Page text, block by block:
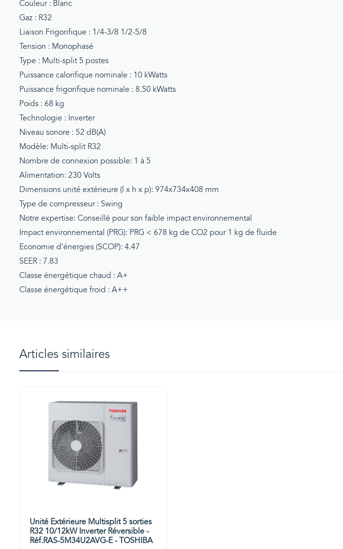
Couleur : Blanc
Gaz : R32
Liaison Frigorifique : 1/4-3/8 1/2-5/8
Tension : Monophasé
Type : Multi-split 5 postes
Puissance calorifique nominale : 10 kWatts
Puissance frigorifique nominale : 8.50 kWatts
Poids : 68 kg
Technologie : Inverter
Niveau sonore : 52 dB(A)
Modèle: Multi-split R32
Nombre de connexion possible: 1 à 5
Alimentation: 230 Volts
Dimensions unité extérieure (l x h x p): 974x734x408 mm
Type de compresseur : Swing
Notre expertise: Conseillé pour son faible impact environnemental
Impact environnemental (PRG): PRG < 678 kg de CO2 pour 1 kg de fluide
Economie d'énergies (SCOP): 4.47
SEER : 7.83
Classe énergétique chaud : A+
Classe énergétique froid : A++
Articles similaires
Unité Extérieure Multisplit 5 sorties
R32 10/12kW Inverter Réversible -
Réf.RAS-5M34U2AVG-E - TOSHIBA